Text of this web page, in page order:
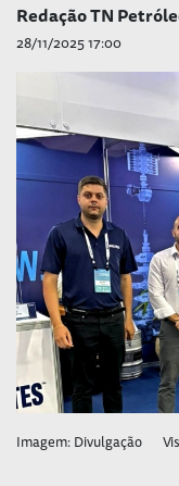
Redação TN
28/11/2025 17:00
Imagem: Divulgação